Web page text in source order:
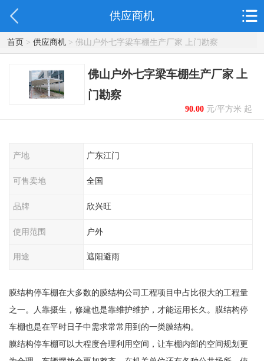
供应商机
首页> 供应商机> 佛山户外七字梁车棚生产厂家 上门勘察
佛山户外七字梁车棚生产厂家 上
门勘察
90.00元/平方米 起
产地 广东江门
可售卖地 全国
品牌 欣兴旺
使用范围 户外
用途 遮阳避雨
膜结构停车棚在大多数的膜结构公司工程项目中占比很大的工程量
之一。人靠摄生，修建也是靠维护维护，才能运用长久。膜结构停
车棚也是在平时日子中需求常常用到的一类膜结构。
膜结构停车棚可以大程度合理利用空间，让车棚内部的空间规划更